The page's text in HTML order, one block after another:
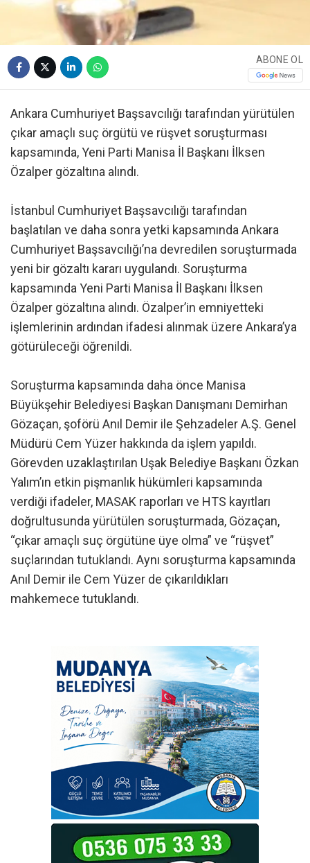
ABONE OL
Ankara Cumhuriyet Başsavcılığı tarafından yürütülen
çıkar amaçlı suç örgütü ve rüşvet soruşturması
kapsamında, Yeni Parti Manisa İl Başkanı İlksen
Özalper gözaltına alındı.
İstanbul Cumhuriyet Başsavcılığı tarafından
başlatılan ve daha sonra yetki kapsamında Ankara
Cumhuriyet Başsavcılığı’na devredilen soruşturmada
yeni bir gözaltı kararı uygulandı. Soruşturma
kapsamında Yeni Parti Manisa İl Başkanı İlksen
Özalper gözaltına alındı. Özalper’in emniyetteki
işlemlerinin ardından ifadesi alınmak üzere Ankara’ya
götürüleceği öğrenildi.
Soruşturma kapsamında daha önce Manisa
Büyükşehir Belediyesi Başkan Danışmanı Demirhan
Gözaçan, şoförü Anıl Demir ile Şehzadeler A.Ş. Genel
Müdürü Cem Yüzer hakkında da işlem yapıldı.
Görevden uzaklaştırılan Uşak Belediye Başkanı Özkan
Yalım’ın etkin pişmanlık hükümleri kapsamında
verdiği ifadeler, MASAK raporları ve HTS kayıtları
doğrultusunda yürütülen soruşturmada, Gözaçan,
“çıkar amaçlı suç örgütüne üye olma” ve “rüşvet”
suçlarından tutuklandı. Aynı soruşturma kapsamında
Anıl Demir ile Cem Yüzer de çıkarıldıkları
mahkemece tutuklandı.